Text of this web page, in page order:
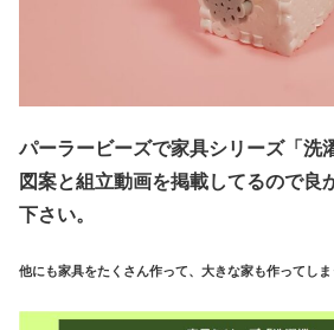
パーラービーズで家具シリーズ「洗
図案と組立動画を掲載してるので良
下さい。
他にも家具をたくさん作って、大きな家も作ってし